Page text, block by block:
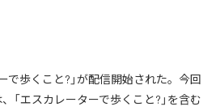
で歩くこと?」が配信開始された。今回
「エスカレーターで歩くこと?」を含む